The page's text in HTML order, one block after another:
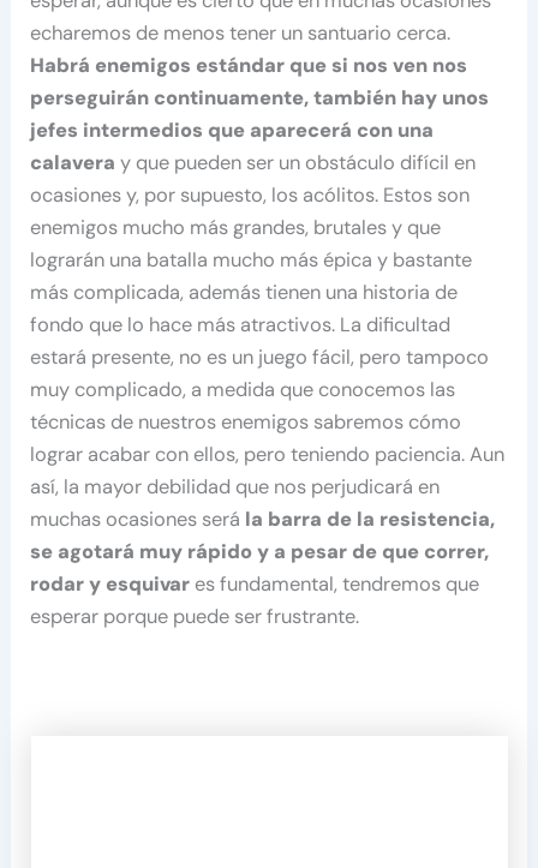
echaremos de menos tener un santuario cerca.
Habrá enemigos estándar que si nos ven nos
perseguirán continuamente, también hay unos
jefes intermedios que aparecerá con una
calavera y que pueden ser un obstáculo difícil en
ocasiones y, por supuesto, los acólitos. Estos son
enemigos mucho más grandes, brutales y que
lograrán una batalla mucho más épica y bastante
más complicada, además tienen una historia de
fondo que lo hace más atractivos. La dificultad
estará presente, no es un juego fácil, pero tampoco
muy complicado, a medida que conocemos las
técnicas de nuestros enemigos sabremos cómo
lograr acabar con ellos, pero teniendo paciencia. Aun
así, la mayor debilidad que nos perjudicará en
muchas ocasiones será la barra de la resistencia,
se agotará muy rápido y a pesar de que correr,
rodar y esquivar es fundamental, tendremos que
esperar porque puede ser frustrante.